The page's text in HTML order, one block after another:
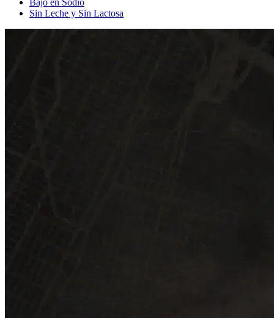
Sin Leche y Sin Lactosa